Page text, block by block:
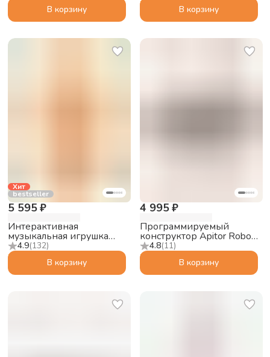
В корзину В корзину
Хит
bestseller
4.9(132)
5 595 ₽
Интерактивная
музыкальная игрушка
Abumba Малыш Лисёнок
F1, оранжевый
В корзину
4.8(11)
4 995 ₽
Программируемый
конструктор Apitor Robot
S 10в1
В корзину